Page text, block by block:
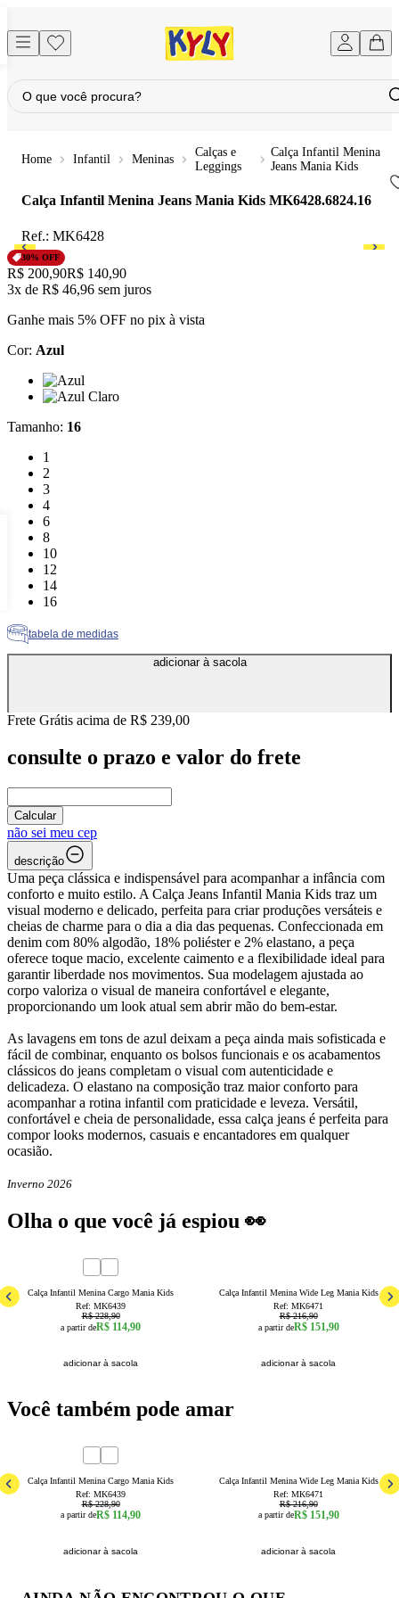
Infantil Meninas
Calças e
Leggings
Calça Infantil Menina
Jeans Mania Kids
Calça Infantil Menina Jeans Mania Kids MK6428.6824.16
Ref.: MK6428
30% OFF
Original price:
R$ 200,90Price:
R$ 140,90
3x de R$ 46,96 sem juros
Ganhe mais 5% OFF no pix à vista
Cor: Azul
Cor: Azul
Cor: Azul Claro
Tamanho: 16
Tamanho: 1
1
Tamanho: 2
2
Tamanho: 3
3
Tamanho: 4
4
Tamanho: 6
6
Tamanho: 8
8
Tamanho: 10
10
Tamanho: 12
12
Tamanho: 14
14
Tamanho: 16
16
tabela de medidas
adicionar à sacola
Frete Grátis acima de R$ 239,00
consulte o prazo e valor do frete
Calcular
não sei meu cep
descrição
Uma peça clássica e indispensável para acompanhar a infância com
conforto e muito estilo. A Calça Jeans Infantil Mania Kids traz um
visual moderno e delicado, perfeita para criar produções versáteis e
cheias de charme para o dia a dia das pequenas. Confeccionada em
denim com 80% algodão, 18% poliéster e 2% elastano, a peça
oferece toque macio, excelente caimento e a flexibilidade ideal para
garantir liberdade nos movimentos. Sua modelagem ajustada ao
corpo valoriza o visual de maneira confortável e elegante,
proporcionando um look atual sem abrir mão do bem-estar.
As lavagens em tons de azul deixam a peça ainda mais sofisticada e
fácil de combinar, enquanto os bolsos funcionais e os acabamentos
clássicos do jeans completam o visual com autenticidade e
delicadeza. O elastano na composição traz maior conforto para
acompanhar a rotina infantil com praticidade e leveza. Versátil,
confortável e cheia de personalidade, essa calça jeans é perfeita para
compor looks modernos, casuais e encantadores em qualquer
ocasião.
Inverno 2026
Olha o que você já espiou 👀
Calça Infantil Menina Cargo Mania Kids
Ref: MK6439
R$ 228,90
a partir deR$ 114,90
adicionar à sacola
Calça Infantil Menina Wide Leg Mania Kids
Ref: MK6471
R$ 216,90
a partir deR$ 151,90
adicionar à sacola
Você também pode amar
Calça Infantil Menina Cargo Mania Kids
Ref: MK6439
R$ 228,90
a partir deR$ 114,90
adicionar à sacola
Calça Infantil Menina Wide Leg Mania Kids
Ref: MK6471
R$ 216,90
a partir deR$ 151,90
adicionar à sacola